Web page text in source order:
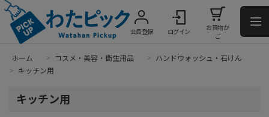
会員登録 ログイン
お買物か
ご
ホーム > コスメ・美容・衛生用品 > ハンドウォッシュ・石けん
> キッチン用
キッチン用